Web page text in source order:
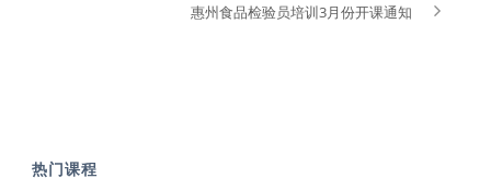
惠州食品检验员培训3月份开课通知
热门课程